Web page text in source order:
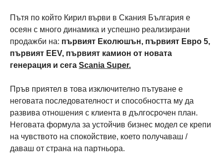
Пътя по който Кирил върви в Скания България е
осеян с много динамика и успешно реализирани
продажби на: първият Еколюшън, първият Евро 5,
първият EEV, първият камион от новата
генерация и сега Scania Super.
Пръв приятел в това изключително пътуване е
неговата последователност и способността му да
развива отношения с клиента в дългосрочен план.
Неговата формула за устойчив бизнес модел се крепи
на чувството на спокойствие, което получаваш /
даваш от страна на партньора.